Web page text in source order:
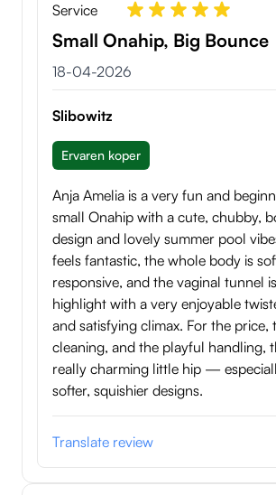
Service
Small Onahip, Big Bounce
18 april 2026
18-04-2026
Slibowitz
Ervaren koper
Anja Amelia is a very fun and
small Onahip with a cute, chubby,
design and lovely summer pool
feels fantastic, the whole body is
responsive, and the vaginal tunnel
highlight with a very enjoyable
and satisfying climax. For the price,
cleaning, and the playful handling,
really charming little hip —
softer, squishier designs.
Translate review